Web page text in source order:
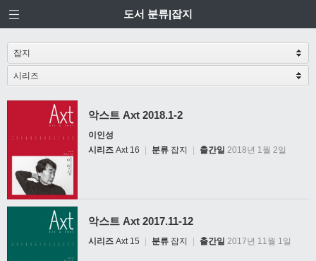
도서 분류|잡지
악스트 Axt 2018.1-2
이인성
시리즈 Axt 16 | 분류 잡지 | 출간일 2018년 1월 2일
악스트 Axt 2017.11-12
시리즈 Axt 15 분류 잡지 출간일 2017년 11월 1일